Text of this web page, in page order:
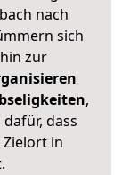
nach
sich
zur
,
dass
in